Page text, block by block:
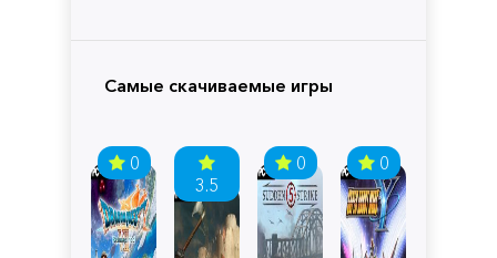
Самые скачиваемые игры
0
3.5
0 0